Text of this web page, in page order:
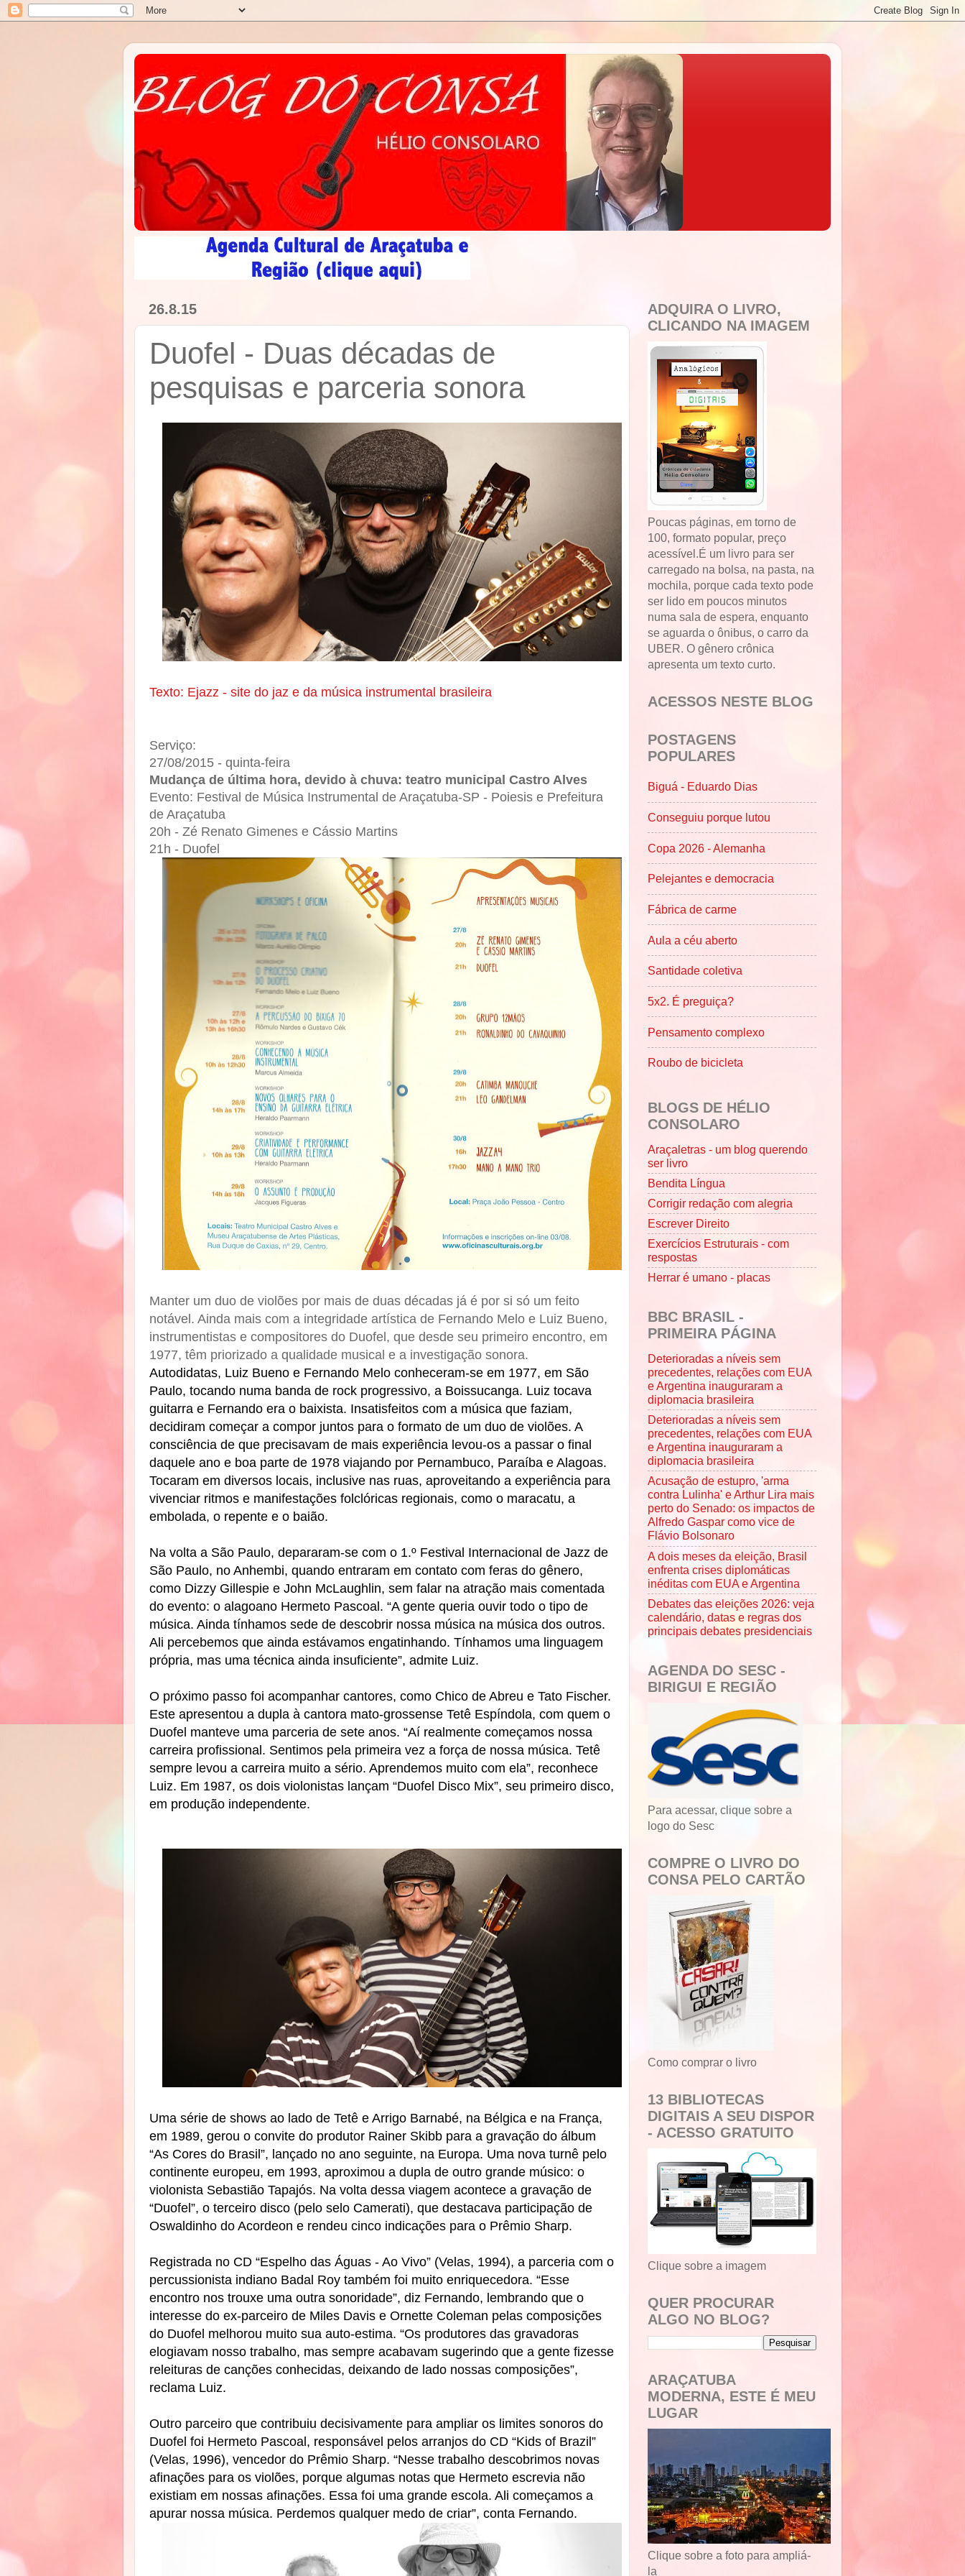
26.8.15
Duofel - Duas décadas de
pesquisas e parceria sonora
Texto: Ejazz - site do jaz e da música instrumental brasileira
Serviço:
27/08/2015 - quinta-feira
Mudança de última hora, devido à chuva: teatro municipal Castro Alves
Evento: Festival de Música Instrumental de Araçatuba-SP - Poiesis e Prefeitura
de Araçatuba
20h - Zé Renato Gimenes e Cássio Martins
21h - Duofel
Manter um duo de violões por mais de duas décadas já é por si só um feito
notável. Ainda mais com a integridade artística de Fernando Melo e Luiz Bueno,
instrumentistas e compositores do Duofel, que desde seu primeiro encontro, em
1977, têm priorizado a qualidade musical e a investigação sonora.
Autodidatas, Luiz Bueno e Fernando Melo conheceram-se em 1977, em São
Paulo, tocando numa banda de rock progressivo, a Boissucanga. Luiz tocava
guitarra e Fernando era o baixista. Insatisfeitos com a música que faziam,
decidiram começar a compor juntos para o formato de um duo de violões. A
consciência de que precisavam de mais experiência levou-os a passar o final
daquele ano e boa parte de 1978 viajando por Pernambuco, Paraíba e Alagoas.
Tocaram em diversos locais, inclusive nas ruas, aproveitando a experiência para
vivenciar ritmos e manifestações folclóricas regionais, como o maracatu, a
embolada, o repente e o baião.
Na volta a São Paulo, depararam-se com o 1.º Festival Internacional de Jazz de
São Paulo, no Anhembi, quando entraram em contato com feras do gênero,
como Dizzy Gillespie e John McLaughlin, sem falar na atração mais comentada
do evento: o alagoano Hermeto Pascoal. “A gente queria ouvir todo o tipo de
música. Ainda tínhamos sede de descobrir nossa música na música dos outros.
Ali percebemos que ainda estávamos engatinhando. Tínhamos uma linguagem
própria, mas uma técnica ainda insuficiente”, admite Luiz.
O próximo passo foi acompanhar cantores, como Chico de Abreu e Tato Fischer.
Este apresentou a dupla à cantora mato-grossense Tetê Espíndola, com quem o
Duofel manteve uma parceria de sete anos. “Aí realmente começamos nossa
carreira profissional. Sentimos pela primeira vez a força de nossa música. Tetê
sempre levou a carreira muito a sério. Aprendemos muito com ela”, reconhece
Luiz. Em 1987, os dois violonistas lançam “Duofel Disco Mix”, seu primeiro disco,
em produção independente.
Uma série de shows ao lado de Tetê e Arrigo Barnabé, na Bélgica e na França,
em 1989, gerou o convite do produtor Rainer Skibb para a gravação do álbum
“As Cores do Brasil”, lançado no ano seguinte, na Europa. Uma nova turnê pelo
continente europeu, em 1993, aproximou a dupla de outro grande músico: o
violonista Sebastião Tapajós. Na volta dessa viagem acontece a gravação de
“Duofel”, o terceiro disco (pelo selo Camerati), que destacava participação de
Oswaldinho do Acordeon e rendeu cinco indicações para o Prêmio Sharp.
Registrada no CD “Espelho das Águas - Ao Vivo” (Velas, 1994), a parceria com o
percussionista indiano Badal Roy também foi muito enriquecedora. “Esse
encontro nos trouxe uma outra sonoridade”, diz Fernando, lembrando que o
interesse do ex-parceiro de Miles Davis e Ornette Coleman pelas composições
do Duofel melhorou muito sua auto-estima. “Os produtores das gravadoras
elogiavam nosso trabalho, mas sempre acabavam sugerindo que a gente fizesse
releituras de canções conhecidas, deixando de lado nossas composições”,
reclama Luiz.
Outro parceiro que contribuiu decisivamente para ampliar os limites sonoros do
Duofel foi Hermeto Pascoal, responsável pelos arranjos do CD “Kids of Brazil”
(Velas, 1996), vencedor do Prêmio Sharp. “Nesse trabalho descobrimos novas
afinações para os violões, porque algumas notas que Hermeto escrevia não
existiam em nossas afinações. Essa foi uma grande escola. Ali começamos a
apurar nossa música. Perdemos qualquer medo de criar”, conta Fernando.
ADQUIRA O LIVRO,
CLICANDO NA IMAGEM
Poucas páginas, em torno de
100, formato popular, preço
acessível.É um livro para ser
carregado na bolsa, na pasta, na
mochila, porque cada texto pode
ser lido em poucos minutos
numa sala de espera, enquanto
se aguarda o ônibus, o carro da
UBER. O gênero crônica
apresenta um texto curto.
ACESSOS NESTE BLOG
POSTAGENS
POPULARES
Biguá - Eduardo Dias
Conseguiu porque lutou
Copa 2026 - Alemanha
Pelejantes e democracia
Fábrica de carme
Aula a céu aberto
Santidade coletiva
5x2. É preguiça?
Pensamento complexo
Roubo de bicicleta
BLOGS DE HÉLIO
CONSOLARO
Araçaletras - um blog querendo
ser livro
Bendita Língua
Corrigir redação com alegria
Escrever Direito
Exercícios Estruturais - com
respostas
Herrar é umano - placas
BBC BRASIL -
PRIMEIRA PÁGINA
Deterioradas a níveis sem
precedentes, relações com EUA
e Argentina inauguraram a
diplomacia brasileira
Deterioradas a níveis sem
precedentes, relações com EUA
e Argentina inauguraram a
diplomacia brasileira
Acusação de estupro, 'arma
contra Lulinha' e Arthur Lira mais
perto do Senado: os impactos de
Alfredo Gaspar como vice de
Flávio Bolsonaro
A dois meses da eleição, Brasil
enfrenta crises diplomáticas
inéditas com EUA e Argentina
Debates das eleições 2026: veja
calendário, datas e regras dos
principais debates presidenciais
AGENDA DO SESC -
BIRIGUI E REGIÃO
Para acessar, clique sobre a
logo do Sesc
COMPRE O LIVRO DO
CONSA PELO CARTÃO
Como comprar o livro
13 BIBLIOTECAS
DIGITAIS A SEU DISPOR
- ACESSO GRATUITO
Clique sobre a imagem
QUER PROCURAR
ALGO NO BLOG?
ARAÇATUBA
MODERNA, ESTE É MEU
LUGAR
Clique sobre a foto para ampliá-
la